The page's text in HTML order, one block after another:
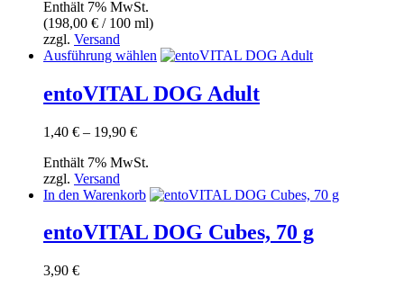
Enthält 7% MwSt.
(198,00 € / 100 ml)
zzgl. Versand
Ausführung wählen Dieses
weist
mehrere
können
auf
Produktseite
entoVITAL DOG Adult
1,40 € – 19,90 €Preisspanne:
bis
Enthält 7% MwSt.
zzgl. Versand
In den Warenkorb
entoVITAL DOG Cubes, 70 g
3,90 €